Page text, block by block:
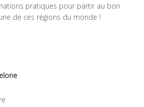
pratiques pour partir au bon
de ces régions du monde !